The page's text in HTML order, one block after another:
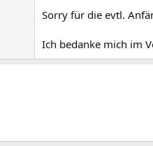
Sorry für die evtl.
Ich bedanke mich im